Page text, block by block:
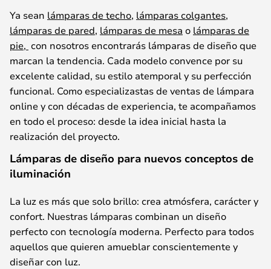
Ya sean lámparas de techo, lámparas colgantes,
lámparasde pared, lámparas de mesa o lámparas de
pie, con nosotros encontrarás lámparas de diseño que
marcan la tendencia. Cada modelo convence por su
excelente calidad, suestilo atemporal y su perfección
funcional. Comoespecializastasde ventas de lámpara
online ycon décadas de experiencia, te acompañamos
en todo el proceso: desde la idea inicial hasta la
realización del proyecto.
Lámparas de diseño para nuevos conceptos de
iluminación
La luzes másque solo brillo: crea atmósfera, caráctery
confort. Nuestras lámparascombinan un diseño
perfectocon tecnología moderna. Perfecto para todos
aquellosquequieren amueblarconscientementey
diseñarcon luz.